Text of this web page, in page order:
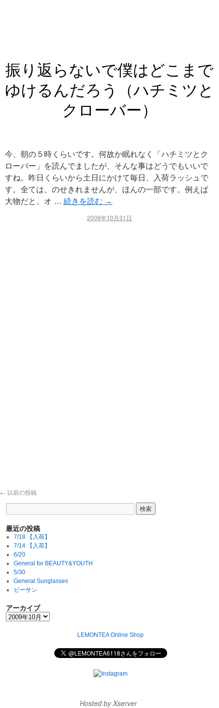
振り返らないで僕はどこまで
ゆけるんだろう（ハチミツと
クローバー）
今、朝の５時くらいです。何故か眠れなく「ハチミツとク
ローバー」を読んでましたが、そんな事はどうでもいいで
すね。昨日くらいから土日にかけて毎日、入荷ラッシュで
す。全ては、のせきれませんが、ほんの一部です。例えば
大物だと、オ … 続きを読む →
2009年10月31日
← 以前の投稿
最近の投稿
7/18 【入荷】
7/14 【入荷】
6/20
General for BEAUTY&YOUTH
5/30
General Sunglasses
ビーサン
アーカイブ
LEMONTEA Online Shop
Hosted by Xserver